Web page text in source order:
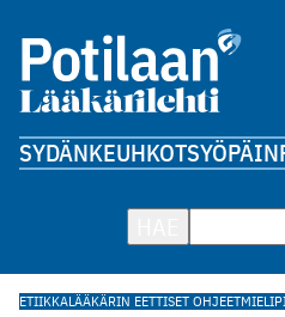
SYDÄNKEUHKOTSYÖPÄ
ETIIKKALÄÄKÄRIN EETTISET OHJEET